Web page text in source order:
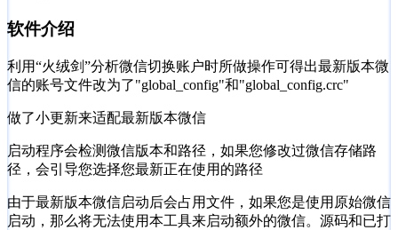
软件介绍
利用“火绒剑”分析微信切换账户时所做操作可得出最新版本微
信的账号文件改为了"global_config"和"global_config.crc"
做了小更新来适配最新版本微信
启动程序会检测微信版本和路径，如果您修改过微信存储路
径，会引导您选择您最新正在使用的路径
由于最新版本微信启动后会占用文件，如果您是使用原始微信
启动，那么将无法使用本工具来启动额外的微信。源码和已打